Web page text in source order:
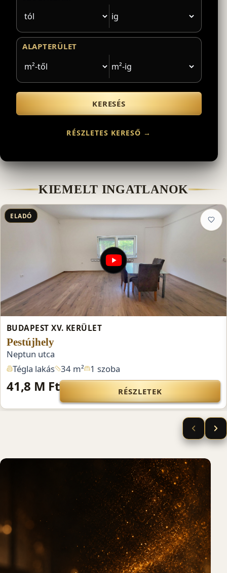
ALAPTERÜLET
KERESÉS
RÉSZLETES KERESŐ →
KIEMELT INGATLANOK
ELADÓ
BUDAPEST XV. KERÜLET
Pestújhely
Neptun utca
Tégla lakás 34 m² 1 szoba
41,8 M Ft RÉSZLETEK